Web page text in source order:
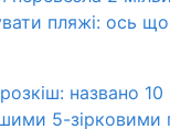
пляжі: ось
названо 10
5-зірковими